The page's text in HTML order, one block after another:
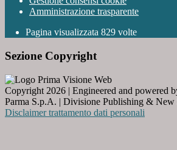
Amministrazione trasparente
Pagina visualizzata 829 volte
Sezione Copyright
Copyright 2026 | Engineered and powered
Parma S.p.A. | Divisione Publishing & New
Disclaimer trattamento dati personali